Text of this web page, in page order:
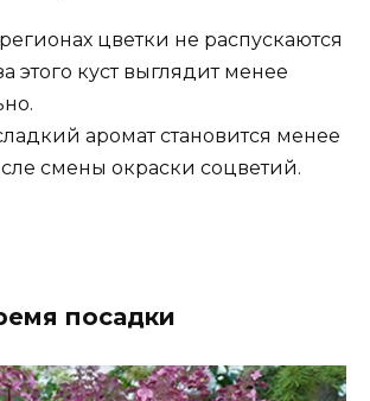
цветки не распускаются
этого куст выглядит менее
аромат становится менее
смены окраски соцветий.
посадки